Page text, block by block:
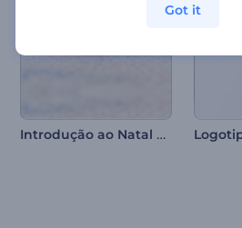
Introdução ao Natal Tricotado
Got it